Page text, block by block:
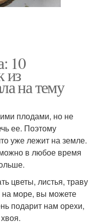
10
из
на тему
плодами, но не
ее. Поэтому
уже лежит на земле.
в любое время
цветы, листья, траву
на море, вы можете
подарит нам орехи,